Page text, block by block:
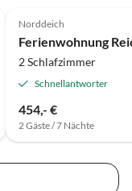
Norddeich
Ferienwohnung
2 Schlafzimmer
Schnellantworter
454,- €
2 Gäste / 7 Nächte